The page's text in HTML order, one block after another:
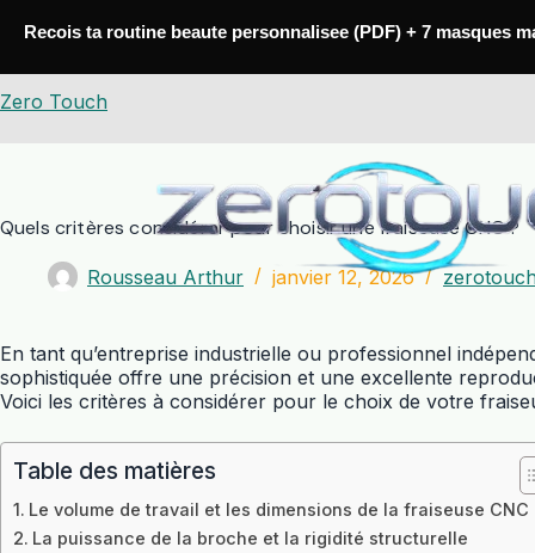
Zero Touch
Quels critères considérer pour choisir une fraiseuse CNC ?
Rousseau Arthur janvier 12, 2026
En tant qu’entreprise industrielle ou professionnel
sophistiquée offre une précision et une excellente
Voici les critères à considérer pour le choix de votre
Table des matières
Le volume de travail et les dimensions de la fraiseuse CNC
La puissance de la broche et la rigidité structurelle
Recois ta routine beaute personnalisee (PDF) + 7 masques